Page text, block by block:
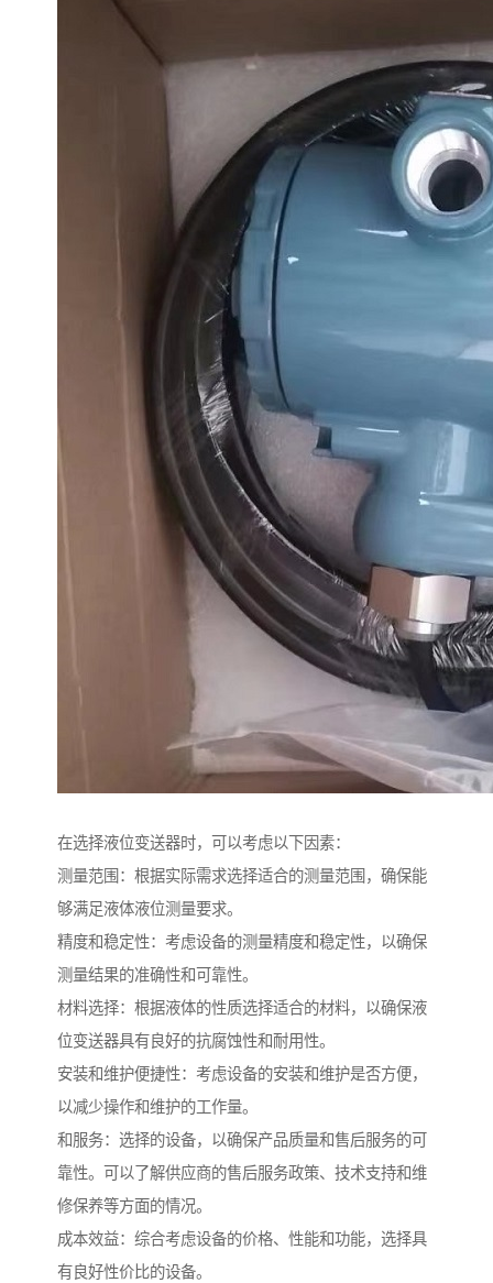
在选择液位变送器时，可以考虑以下因素：
测量范围：根据实际需求选择适合的测量范围，确保能
够满足液体液位测量要求。
精度和稳定性：考虑设备的测量精度和稳定性，以确保
测量结果的准确性和可靠性。
材料选择：根据液体的性质选择适合的材料，以确保液
位变送器具有良好的抗腐蚀性和耐用性。
安装和维护便捷性：考虑设备的安装和维护是否方便，
以减少操作和维护的工作量。
和服务：选择的设备，以确保产品质量和售后服务的可
靠性。可以了解供应商的售后服务政策、技术支持和维
修保养等方面的情况。
成本效益：综合考虑设备的价格、性能和功能，选择具
有良好性价比的设备。